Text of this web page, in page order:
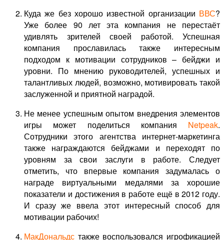
Куда же без хорошо известной организации ВВС?
Уже более 90 лет эта компания не перестаёт
удивлять зрителей своей работой. Успешная
компания прославилась также интересным
подходом к мотивации сотрудников – бейджи и
уровни. По мнению руководителей, успешных и
талантливых людей, возможно, мотивировать такой
заслуженной и приятной наградой.
Не менее успешным опытом внедрения элементов
игры может поделиться компания Netpeak.
Сотрудники этого агентства интернет-маркетинга
также награждаются бейджами и переходят по
уровням за свои заслуги в работе. Следует
отметить, что впервые компания задумалась о
награде виртуальными медалями за хорошие
показатели и достижения в работе ещё в 2012 году.
И сразу же ввела этот интересный способ для
мотивации рабочих!
МакДональдс также воспользовался игрофикацией